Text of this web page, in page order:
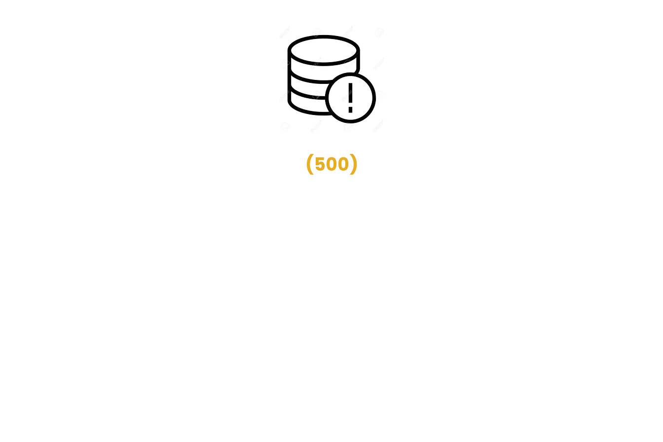
(500)